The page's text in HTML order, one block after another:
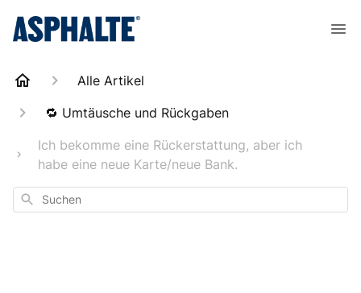
Alle Artikel
🔁 Umtäusche und Rückgaben
Ich bekomme eine Rückerstattung, aber ich
habe eine neue Karte/neue Bank.
Suchen